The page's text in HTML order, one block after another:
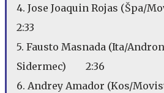
4. Jose Joaquin Rojas
2:33
5. Fausto Masnada (Ita/
Sidermec) 2:36
6. Andrey Amador